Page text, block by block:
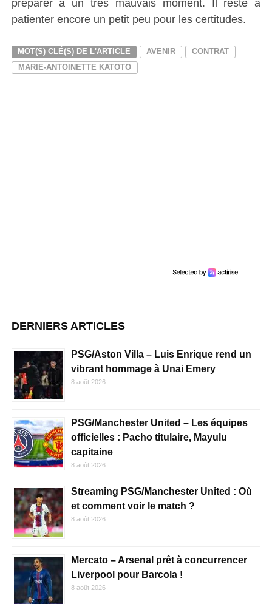
patienter encore un petit peu pour les certitudes.
MOT(S) CLÉ(S) DE L'ARTICLE AVENIR
CONTRAT
MARIE-ANTOINETTE KATOTO
DERNIERS ARTICLES
PSG/Aston Villa – Luis Enrique rend un
vibrant hommage à Unai Emery
8 août 2026
PSG/Manchester United – Les équipes
officielles : Pacho titulaire, Mayulu
capitaine
8 août 2026
Streaming PSG/Manchester United : Où
et comment voir le match ?
8 août 2026
Mercato – Arsenal prêt à concurrencer
Liverpool pour Barcola !
8 août 2026